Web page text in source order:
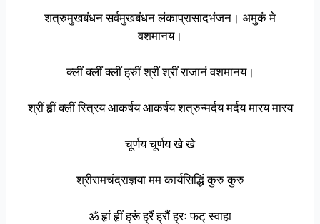
शत्रुमुखबंधन सर्वमुखबंधन लंकाप्रासादभंजन। अमुकं मे
वशमानय।
क्लीं क्लीं क्लीं ह्रुीं श्रीं श्रीं राजानं वशमानय।
श्रीं हृीं क्लीं स्त्रिय आकर्षय आकर्षय शत्रुन्मर्दय मर्दय मारय मारय
चूर्णय चूर्णय खे खे
श्रीरामचंद्राज्ञया मम कार्यसिद्धिं कुरु कुरु
ॐ हृां हृीं ह्रूं ह्रैं ह्रौं ह्रः फट् स्वाहा